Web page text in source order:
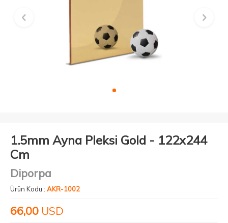
1.5mm Ayna Pleksi Gold - 122x244
Cm
Diporpa
Ürün Kodu : AKR-1002
66,00 USD